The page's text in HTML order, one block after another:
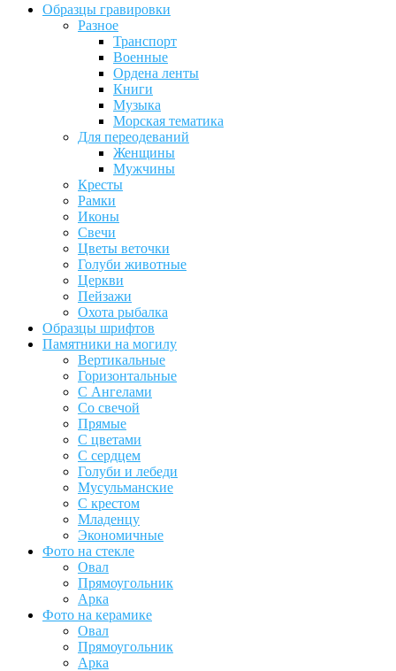
Образцы гравировки
Разное
Транспорт
Военные
Ордена ленты
Книги
Музыка
Морская тематика
Для переодеваний
Женщины
Мужчины
Кресты
Рамки
Иконы
Свечи
Цветы веточки
Голуби животные
Церкви
Пейзажи
Охота рыбалка
Образцы шрифтов
Памятники на могилу
Вертикальные
Горизонтальные
С Ангелами
Со свечой
Прямые
С цветами
С сердцем
Голуби и лебеди
Мусульманские
С крестом
Младенцу
Экономичные
Фото на стекле
Овал
Прямоугольник
Арка
Фото на керамике
Овал
Прямоугольник
Арка